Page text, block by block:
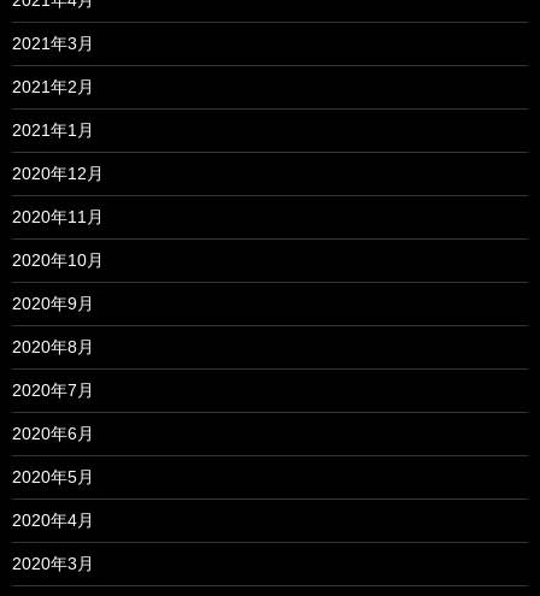
2021年3月
2021年2月
2021年1月
2020年12月
2020年11月
2020年10月
2020年9月
2020年8月
2020年7月
2020年6月
2020年5月
2020年4月
2020年3月